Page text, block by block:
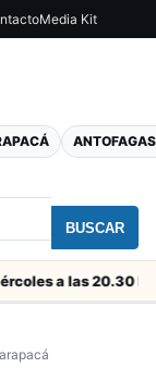
Media Kit
BUSCAR